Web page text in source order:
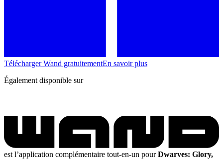
Télécharger Wand gratuitementEn savoir plus
Également disponible sur
est l’application complémentaire tout-en-un pourDwarves: Glory,